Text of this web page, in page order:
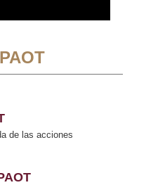
de las acciones